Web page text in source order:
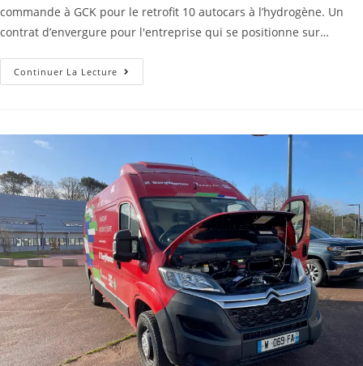
commande à GCK pour le retrofit 10 autocars à l’hydrogène. Un
contrat d’envergure pour l'entreprise qui se positionne sur…
Continuer La Lecture